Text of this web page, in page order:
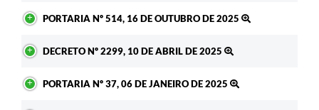
PORTARIA Nº 514, 16 DE OUTUBRO DE 2025
DECRETO Nº 2299, 10 DE ABRIL DE 2025
PORTARIA Nº 37, 06 DE JANEIRO DE 2025